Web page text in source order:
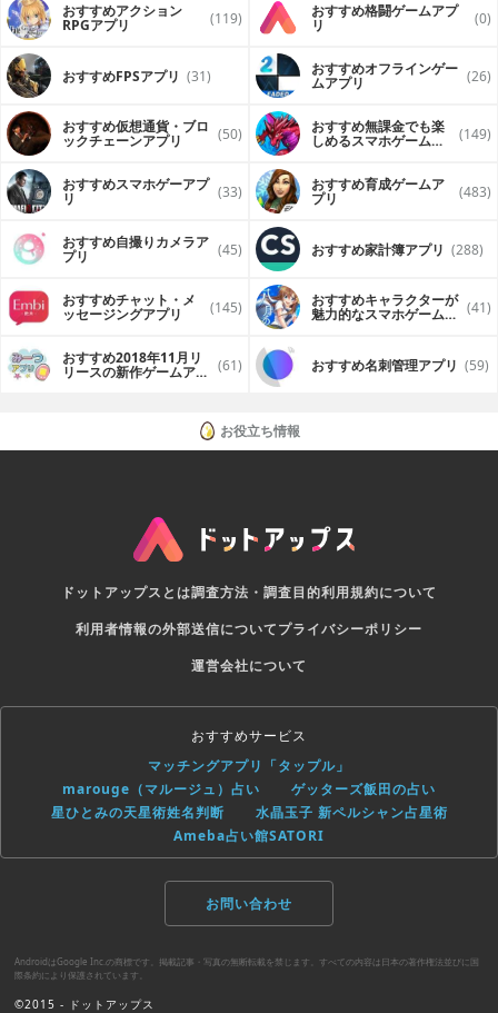
おすすめアクション
RPGアプリ (119) おすすめ格闘ゲームアプ
リ (0)
おすすめFPSアプリ (31) おすすめオフラインゲー
ムアプリ (26)
おすすめ仮想通貨・ブロ
ックチェーンアプリ (50) おすすめ無課金でも楽
しめるスマホゲームア (149)
おすすめスマホゲーアプ
リ (33) おすすめ育成ゲームア
プリ (483)
おすすめ自撮りカメラア
プリ (45) おすすめ家計簿アプリ (288)
おすすめチャット・メ
ッセージングアプリ (145) おすすめキャラクターが
魅力的なスマホゲームア (41)
おすすめ2018年11月リ
リースの新作ゲームアプ (61) おすすめ名刺管理アプリ (59)
お役立ち情報
ドットアップスとは調査方法・調査目的利用規約について
利用者情報の外部送信についてプライバシーポリシー
運営会社について
おすすめサービス
マッチングアプリ「タップル」
marouge（マルージュ）占い
ゲッターズ飯田の占い
星ひとみの天星術姓名判断
水晶玉子 新ペルシャン占星術
Ameba占い館SATORI
お問い合わせ
AndroidはGoogle Inc.の商標です。掲載記事・写真の無断転載を禁じます。すべての内容は日本の著作権法並びに国
際条約により保護されています。
©2015 - ドットアップス